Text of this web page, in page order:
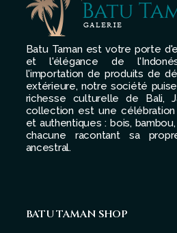
Batu Taman est votre porte
et l'élégance de
l'importation de produits de
extérieure, notre société
richesse culturelle de Bali,
collection est une
et authentiques : bois,
chacune racontant sa
ancestral.
BATU TAMAN SHOP